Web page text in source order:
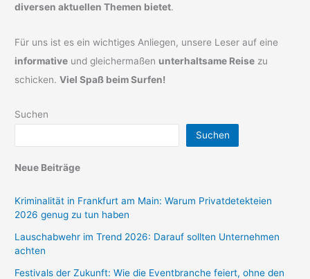
diversen aktuellen Themen bietet.
Für uns ist es ein wichtiges Anliegen, unsere Leser auf eine
informative und gleichermaßen unterhaltsame Reise zu
schicken.Viel Spaß beim Surfen!
Suchen
Suchen
Neue Beiträge
Kriminalität in Frankfurt am Main: Warum Privatdetekteien
2026 genug zu tun haben
Lauschabwehr im Trend 2026: Darauf sollten Unternehmen
achten
Festivals der Zukunft: Wie die Eventbranche feiert, ohne den